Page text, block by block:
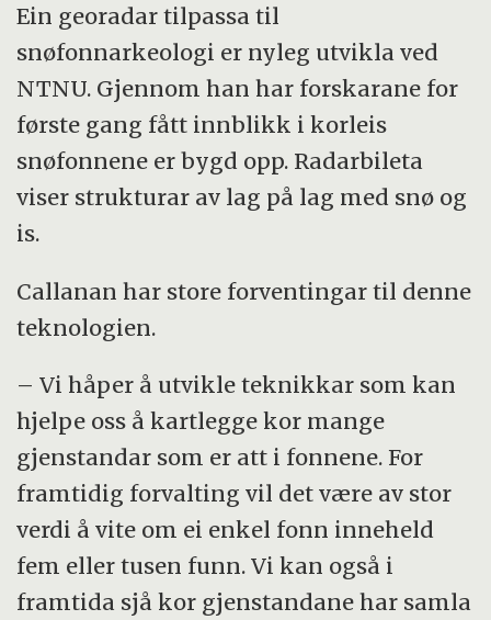
Ein georadar tilpassa til
snøfonnarkeologi er nyleg utvikla ved
NTNU. Gjennom han har forskarane for
første gang fått innblikk i korleis
snøfonnene er bygd opp. Radarbileta
viser strukturar av lag på lag med snø og
is.
Callanan har store forventingar til denne
teknologien.
– Vi håper å utvikle teknikkar som kan
hjelpe oss å kartlegge kor mange
gjenstandar som er att i fonnene. For
framtidig forvalting vil det være av stor
verdi å vite om ei enkel fonn inneheld
fem eller tusen funn. Vi kan også i
framtida sjå kor gjenstandane har samla